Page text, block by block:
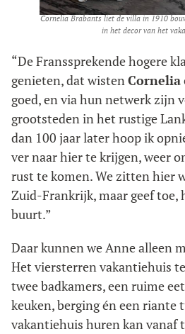
Cornelia Brabants liet de villa in 1910
in het decor van het
“De Franssprekende hogere
genieten, dat wistenCornelia
goed, en via hun netwerk zijn
grootsteden in het rustige
dan 100 jaar later hoop ik
ver naar hier te krijgen, weer
rust te komen. We zitten hier
Zuid-Frankrijk, maar geef toe,
buurt.”
Daar kunnen we Anne alleen
Het viersterren vakantiehuis
twee badkamers, een ruime
keuken, berging én een riante
vakantiehuis huren kan vanaf